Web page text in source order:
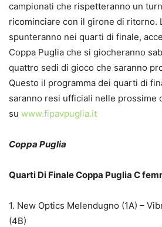
campionati che rispetteranno un
ricominciare con il girone di ritorno.
spunteranno nei quarti di finale,
Coppa Puglia che si giocheranno
quattro sedi di gioco che saranno
Questo il programma dei quarti di
saranno resi ufficiali nelle prossime
su www.fipavpuglia.it
Coppa Puglia
Quarti Di Finale Coppa Puglia C
1. New Optics Melendugno (1A) –
(4B)